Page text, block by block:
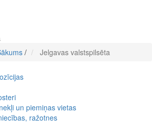
/ Jelgavas valstspilsēta
un piemiņas vietas
ražotnes